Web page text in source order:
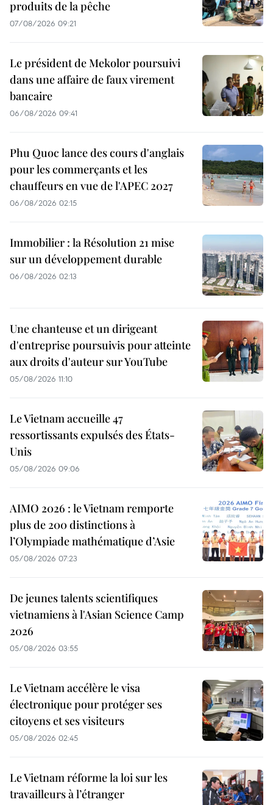
produits de la pêche
07/08/2026 09:21
Le président de Mekolor poursuivi
dans une affaire de faux virement
bancaire
06/08/2026 09:41
Phu Quoc lance des cours d'anglais
pour les commerçants et les
chauffeurs en vue de l'APEC 2027
06/08/2026 02:15
Immobilier : la Résolution 21 mise
sur un développement durable
06/08/2026 02:13
Une chanteuse et un dirigeant
d'entreprise poursuivis pour atteinte
aux droits d'auteur sur YouTube
05/08/2026 11:10
Le Vietnam accueille 47
ressortissants expulsés des États-
Unis
05/08/2026 09:06
AIMO 2026 : le Vietnam remporte
plus de 200 distinctions à
l’Olympiade mathématique d’Asie
05/08/2026 07:23
De jeunes talents scientifiques
vietnamiens à l'Asian Science Camp
2026
05/08/2026 03:55
Le Vietnam accélère le visa
électronique pour protéger ses
citoyens et ses visiteurs
05/08/2026 02:45
Le Vietnam réforme la loi sur les
travailleurs à l’étranger